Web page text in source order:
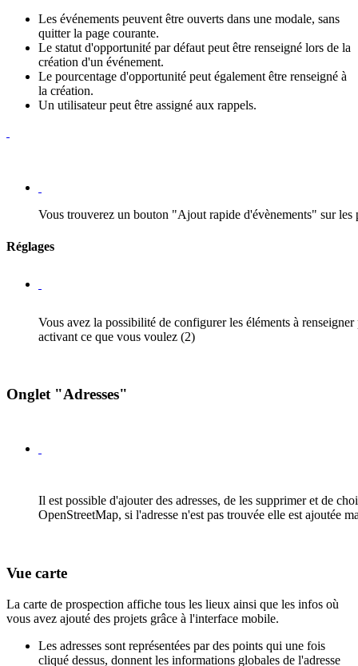
Les événements peuvent être ouverts dans une modale, sans
quitter la page courante.
Le statut d'opportunité par défaut peut être renseigné lors de la
création d'un événement.
Le pourcentage d'opportunité peut également être renseigné à
la création.
Un utilisateur peut être assigné aux rappels.
Vous trouverez un bouton "Ajout rapide d'évènements" sur les
Réglages
Vous avez la possibilité de configurer les éléments à
activant ce que vous voulez (2)
Onglet "Adresses"
Il est possible d'ajouter des adresses, de les supprimer et de
OpenStreetMap, si l'adresse n'est pas trouvée elle est ajoutée
Vue carte
La carte de prospection affiche tous les lieux ainsi que les infos où
vous avez ajouté des projets grâce à l'interface mobile.
Les adresses sont représentées par des points qui une fois
cliqué dessus, donnent les informations globales de l'adresse